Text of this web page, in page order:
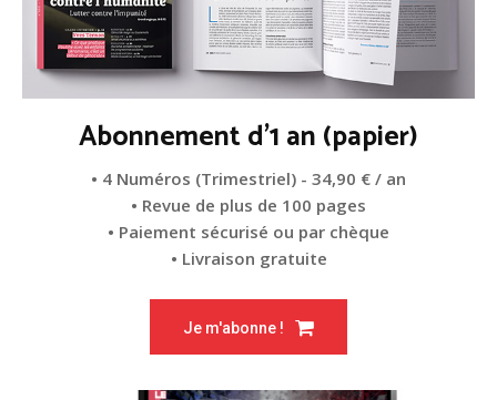
Abonnement d'1 an (papier)
• 4 Numéros (Trimestriel) - 34,90 € / an
• Revue de plus de 100 pages
• Paiement sécurisé ou par chèque
• Livraison gratuite
Je m'abonne !